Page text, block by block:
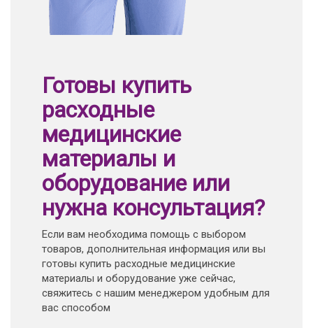
Готовы купить
расходные
медицинские
материалы и
оборудование или
нужна консультация?
Если вам необходима помощь с выбором
товаров, дополнительная информация или вы
готовы купить расходные медицинские
материалы и оборудование уже сейчас,
свяжитесь с нашим менеджером удобным для
вас способом